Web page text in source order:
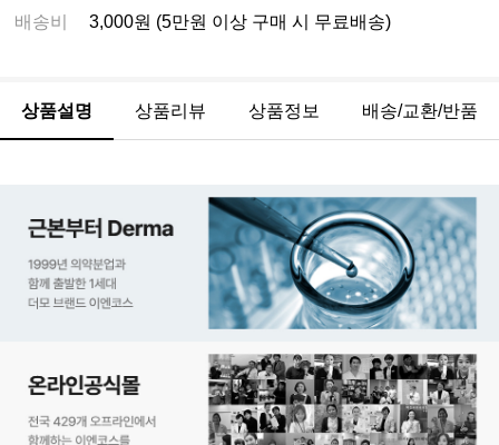
배송비 3,000원 (5만원 이상 구매 시 무료배송)
상품설명 상품리뷰 상품정보 배송/교환/반품